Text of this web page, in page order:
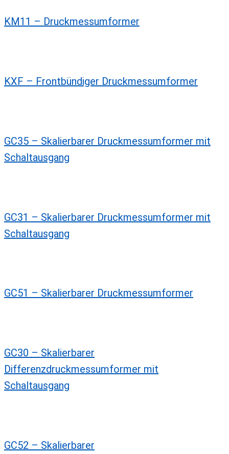
KM11 – Druckmessumformer
KXF – Frontbündiger Druckmessumformer
GC35 – Skalierbarer Druckmessumformer mit
Schaltausgang
GC31 – Skalierbarer Druckmessumformer mit
Schaltausgang
GC51 – Skalierbarer Druckmessumformer
GC30 – Skalierbarer
Differenzdruckmessumformer mit
Schaltausgang
GC52 – Skalierbarer